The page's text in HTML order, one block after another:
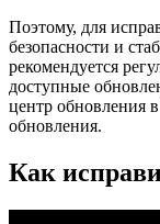
Поэтому, для
безопасности и
рекомендуется
доступные
центр обновления
обновления.
Как